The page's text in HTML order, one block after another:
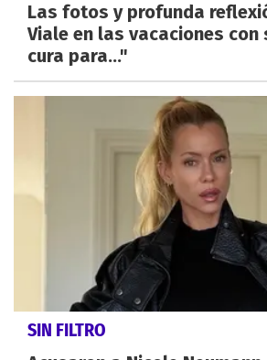
Las fotos y profunda
Viale en las vacaciones con
cura para..."
SIN FILTRO